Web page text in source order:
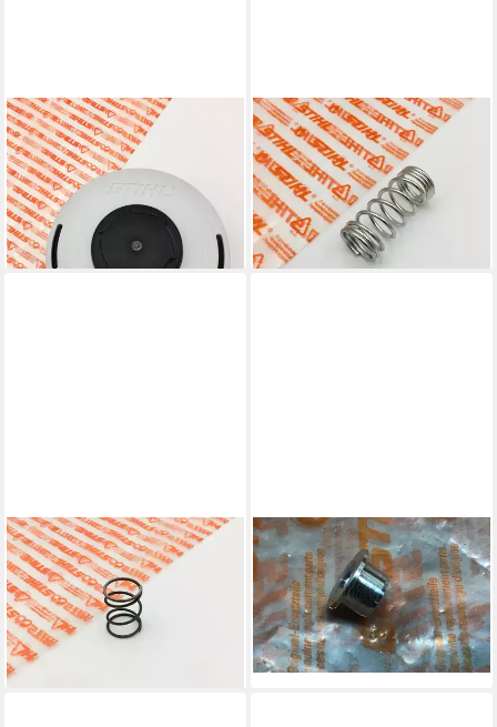
STIHL
Fadenspule STIHL Fadenkopf
AutoCut 46-2 Mähkopf
40037102115
ab 38,00 €
lieferbar - in 6-7 Werktagen bei dir
STIHL
Fadenspule STIHL Druckfeder
für AutoCut 36-2, 46-2, 56-2
00009973102
1,99 €
lieferbar - in 6-7 Werktagen bei dir
STIHL
Fadenspule Druckfeder
AutoCut C4-2, AutoCut C5,2
00009972015
2,50 €
lieferbar - in 6-7 Werktagen bei dir
STIHL
Fadenspule Hülse für AutoCut
C4-2, 11-2, 21-2 -
40047138300
1,00 €
lieferbar - in 6-7 Werktagen bei dir